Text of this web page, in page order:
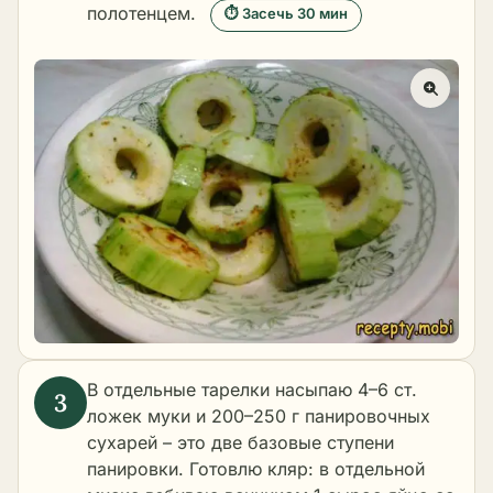
полотенцем.
⏱ Засечь 30 мин
В отдельные тарелки насыпаю 4–6 ст.
ложек муки и 200–250 г панировочных
сухарей – это две базовые ступени
панировки. Готовлю кляр: в отдельной